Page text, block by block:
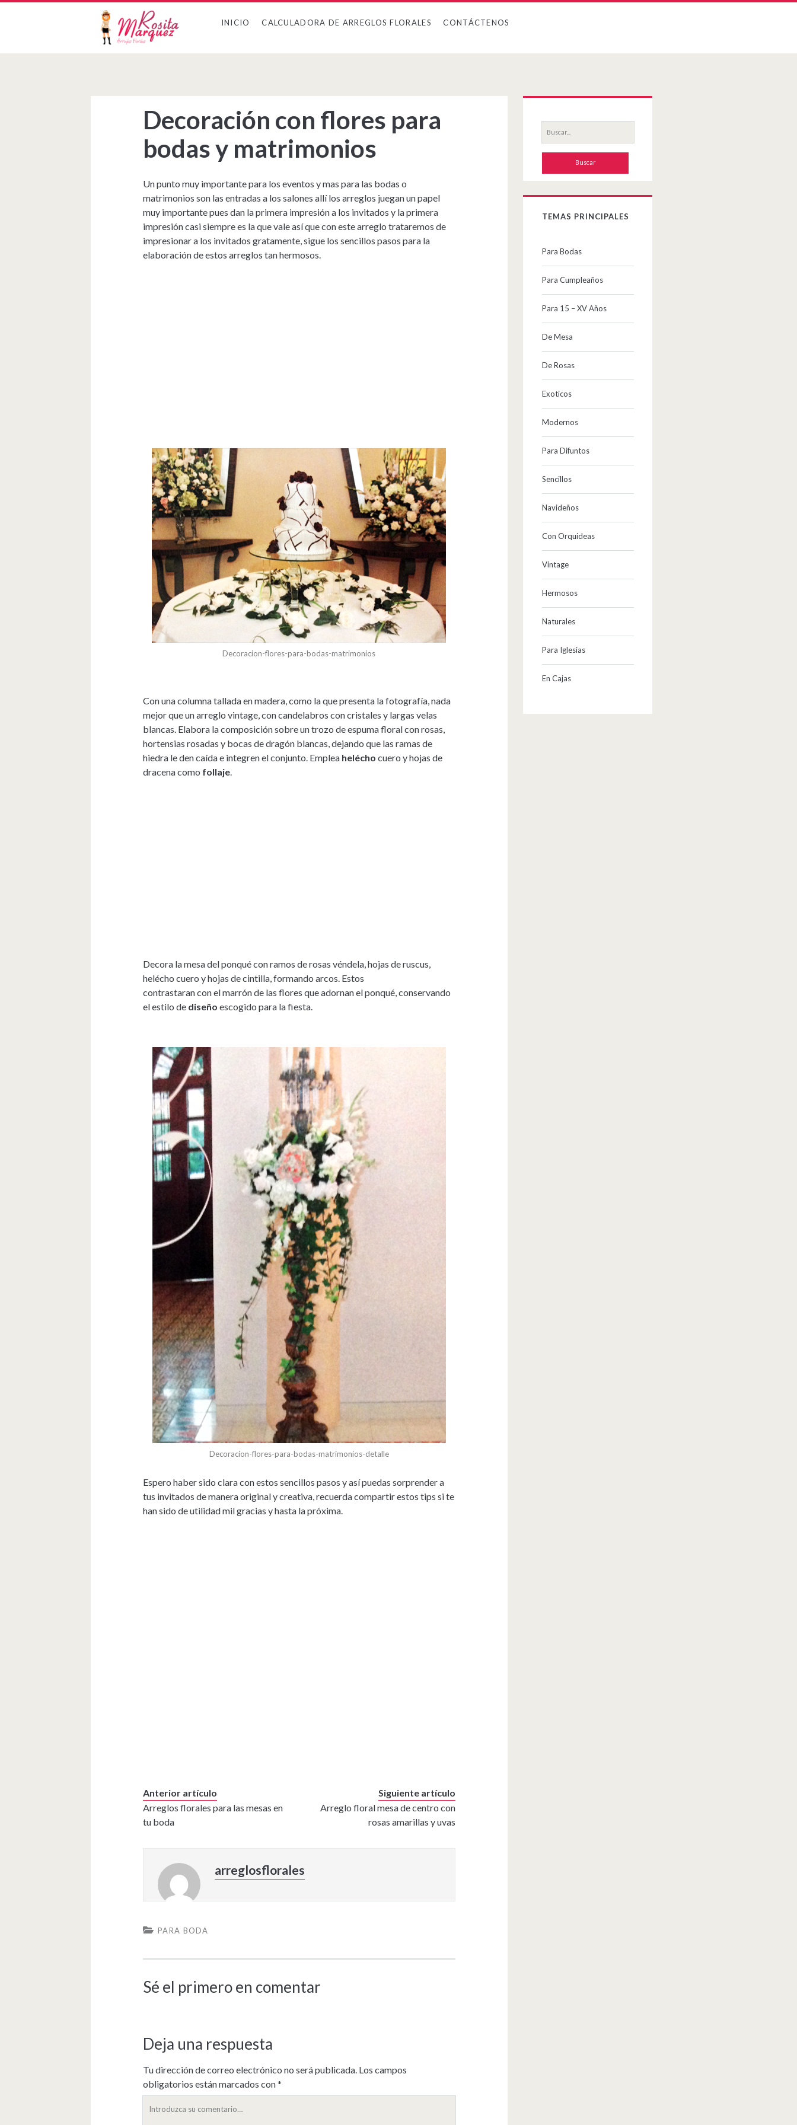
INICIO CALCULADORA DE ARREGLOS FLORALES CONTÁCTENOS
Decoración con flores para
bodas y matrimonios
Un punto muy importante para los eventos y mas para las bodas o
matrimonios son las entradas a los salones allí los arreglos juegan un papel
muy importante pues dan la primera impresión a los invitados y la primera
impresión casi siempre es la que vale así que con este arreglo trataremos de
impresionar a los invitados gratamente, sigue los sencillos pasos para la
elaboración de estos arreglos tan hermosos.
Decoracion-flores-para-bodas-matrimonios
Con una columna tallada en madera, como la que presenta la fotografía, nada
mejor que un arreglo vintage, con candelabros con cristales y largas velas
blancas. Elabora la composición sobre un trozo de espuma floral con rosas,
hortensias rosadas y bocas de dragón blancas, dejando que las ramas de
hiedra le den caída e integren el conjunto. Emplea helécho cuero y hojas de
dracena como follaje
Decora la mesa del ponqué con ramos de rosas véndela, hojas de ruscus,
helécho cuero y hojas de cintilla, formando arcos. Estos
contrastaran con el marrón de las flores que adornan el ponqué, conservando
el estilo de diseño escogido para la fiesta.
Decoracion-flores-para-bodas-matrimonios-detalle
Espero haber sido clara con estos sencillos pasos y así puedas sorprender a
tus invitados de manera original y creativa, recuerda compartir estos tips si te
han sido de utilidad mil gracias y hasta la próxima.
Anterior artículo
Arreglos florales para las mesas en
tu boda
Siguiente artículo
Arreglo floral mesa de centro con
rosas amarillas y uvas
arreglosflorales
PARA BODA
Sé el primero en comentar
Deja una respuesta
Tu dirección de correo electrónico no será publicada. Los campos
obligatorios están marcados con*
Sidebar
Buscar
por:
TEMAS PRINCIPALES
Para Bodas
Para Cumpleaños
Para 15 – XV Años
De Mesa
De Rosas
Exoticos
Modernos
Para Difuntos
Sencillos
Navideños
Con Orquideas
Vintage
Hermosos
Naturales
Para Iglesias
En Cajas